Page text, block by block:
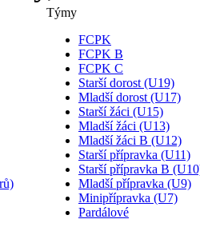
Týmy
FCPK
FCPK B
FCPK C
Starší dorost (U19)
Mladší dorost (U17)
Starší žáci (U15)
Mladší žáci (U13)
Mladší žáci B (U12)
Starší přípravka (U11)
Starší přípravka B
Mladší přípravka (U9)
Minipřípravka (U7)
Pardálové